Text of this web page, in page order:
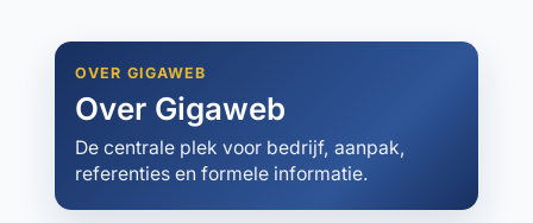
OVER GIGAWEB
Over Gigaweb
De centrale plek voor bedrijf, aanpak,
referenties en formele informatie.